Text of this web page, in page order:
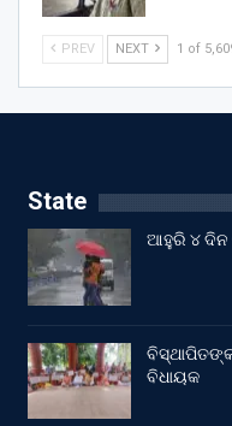
PREV NEXT 1 of
State
ଆହୁରି ୪ ଦିନ
ବିଧାୟକ